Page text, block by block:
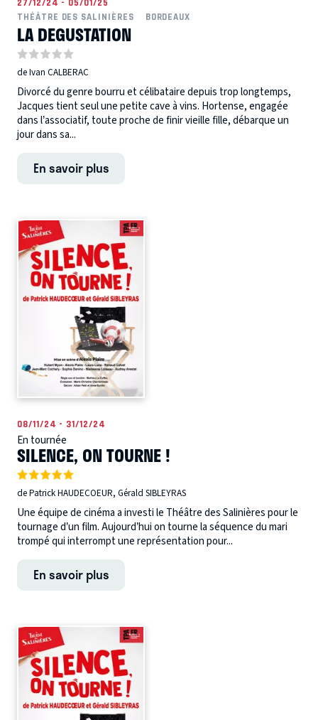
27/12/24 - 05/01/25
THÉÂTRE DES SALINIÈRES
BORDEAUX
LA DEGUSTATION
de Ivan CALBERAC
Divorcé du genre bourru et célibataire depuis trop longtemps,
Jacques tient seul une petite cave à vins. Hortense, engagée
dans l’associatif, toute proche de finir vieille fille, débarque un
jour dans sa...
En savoir plus
08/11/24 - 31/12/24
En tournée
SILENCE, ON TOURNE !
de Patrick HAUDECOEUR, Gérald SIBLEYRAS
Une équipe de cinéma a investi le Théâtre des Salinières pour le
tournage d’un film. Aujourd’hui on tourne la séquence du mari
trompé qui interrompt une représentation pour...
En savoir plus